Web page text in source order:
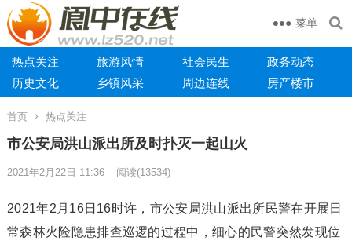
菜单
热点关注 旅游风情 社会民生
政务动态
历史文化
乡镇风采 周边连线 房产楼市
首页 热点关注
市公安局洪山派出所及时扑灭一起山火
2021年2月22日 11:36 阅读(13534)
2021年2月16日16时许，市公安局洪山派出所民警在开展日
常森林火险隐患排查巡逻的过程中，细心的民警突然发现位